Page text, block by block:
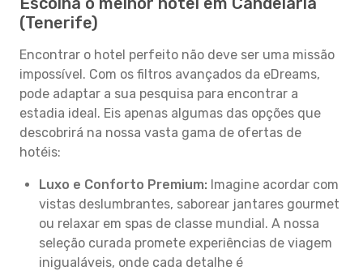
(Tenerife)
Encontrar o hotel perfeito não deve ser uma missão
impossível. Com os filtros avançados da eDreams,
pode adaptar a sua pesquisa para encontrar a
estadia ideal. Eis apenas algumas das opções que
descobrirá na nossa vasta gama de ofertas de
hotéis:
Luxo e Conforto Premium: Imagine acordar com
vistas deslumbrantes, saborear jantares gourmet
ou relaxar em spas de classe mundial. A nossa
seleção curada promete experiências de viagem
inigualáveis, onde cada detalhe é